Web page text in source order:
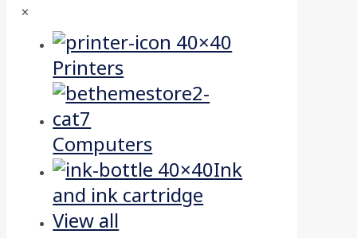
✕
Printers
Computers
Ink
and ink cartridge
View all